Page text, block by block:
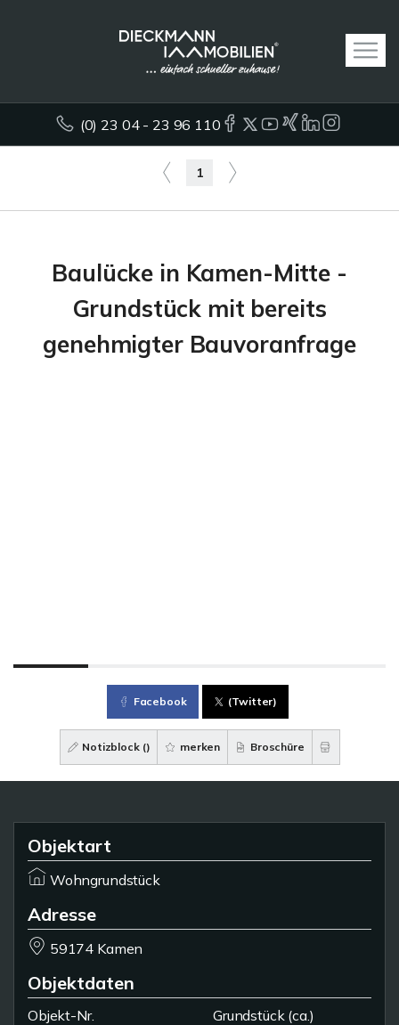
(0) 23 04 - 23 96 110
1
Baulücke in Kamen-Mitte -
Grundstück mit bereits
genehmigter Bauvoranfrage
Facebook (Twitter)
Notizblock () merken Broschüre
Objektart
Wohngrundstück
Adresse
59174 Kamen
Objektdaten
Objekt-Nr.
Grundstück(ca.)